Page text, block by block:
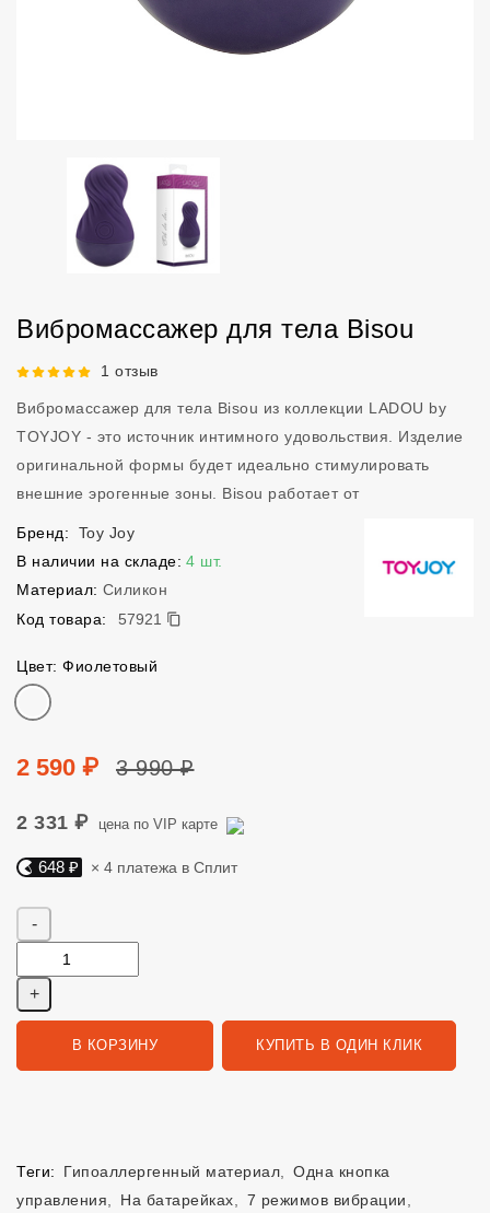
Вибромассажер для тела Bisou
Рейтинг 5 из 5.1 отзыв
Вибромассажер для тела Bisou из коллекции LADOU by
TOYJOY - это источник интимного удовольствия. Изделие
оригинальной формы будет идеально стимулировать
внешние эрогенные зоны. Bisou работает от
Бренд:
Toy Joy
В наличии на складе: 4 шт.
Материал: Силикон
Код товара:
57921
57921
Цвет: Фиолетовый
Цвет
Цена
2 590 ₽ Цена без скидки
3 990 ₽
2 331 ₽ цена по VIP карте
Яндекс Сплит. 648 руб, 4 платежа в Сплит
648 ₽ × 4 платежа в Сплит
В КОРЗИНУ КУПИТЬ В ОДИН КЛИК
Теги: Гипоаллергенный материал
Одна кнопка
управления
На батарейках 7 режимов вибрации